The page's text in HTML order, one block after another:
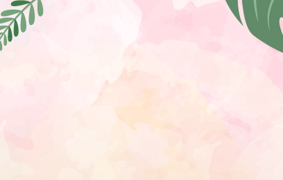
移至網頁之主要內容區位置